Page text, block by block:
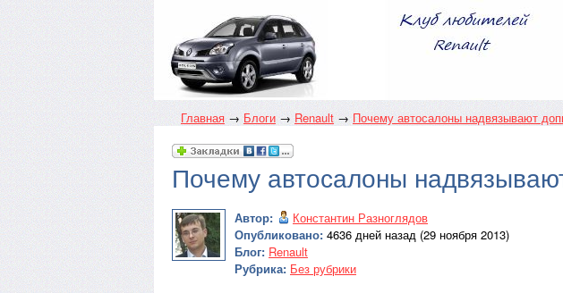
Главная→Блоги→Renault→Почему автосалоны надвязывают
Почему автосалоны
Автор:
Константин Разноглядов
Опубликовано: 4636 дней назад (29 ноября 2013)
Блог: Renault
Рубрика: Без рубрики